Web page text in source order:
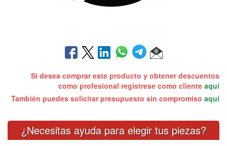
Si desea comprar este producto y obtener descuentos
como profesional registrese como cliente aquí
También puedes solicitar presupuesto sin compromiso aquí
¿Necesitas ayuda para elegir tus piezas?